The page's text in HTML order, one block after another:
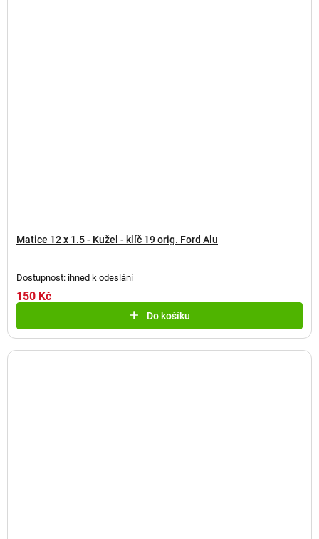
Matice 12 x 1.5 - Kužel - klíč 19 orig. Ford Alu
Dostupnost: ihned k odeslání
150 Kč
Do košíku